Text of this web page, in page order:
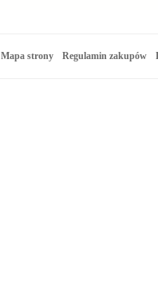
Mapa strony Regulamin zakupów